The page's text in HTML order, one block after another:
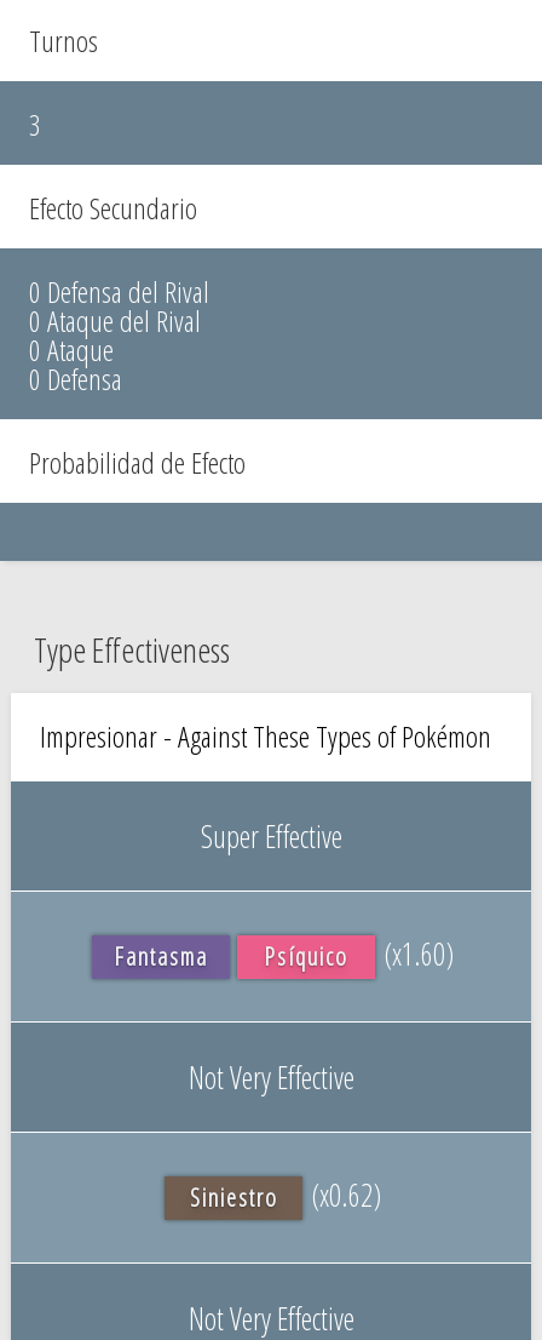
Turnos
3
Efecto Secundario
0 Defensa del Rival
0 Ataque del Rival
0 Ataque
0 Defensa
Probabilidad de Efecto
Type Effectiveness
Impresionar - Against These Types of Pokémon
Super Effective
Fantasma Psíquico (x1.60)
Not Very Effective
Siniestro (x0.62)
Not Very Effective